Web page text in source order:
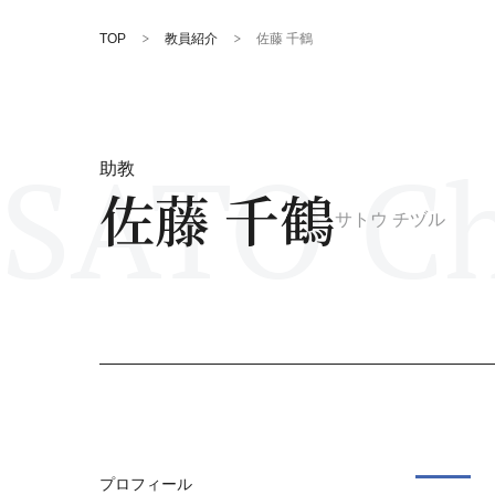
TOP 教員紹介 佐藤 千鶴
SATO
助教
佐藤 千鶴サトウ チヅル
プロフィール